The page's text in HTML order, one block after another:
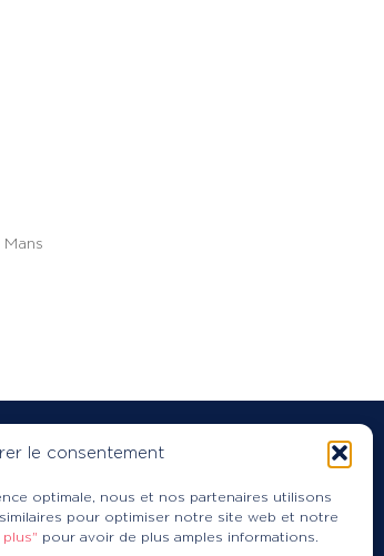
le consentement
optimale, nous et nos partenaires utilisons
pour optimiser notre site web et notre
plus" pour avoir de plus amples informations.
72
RGPD